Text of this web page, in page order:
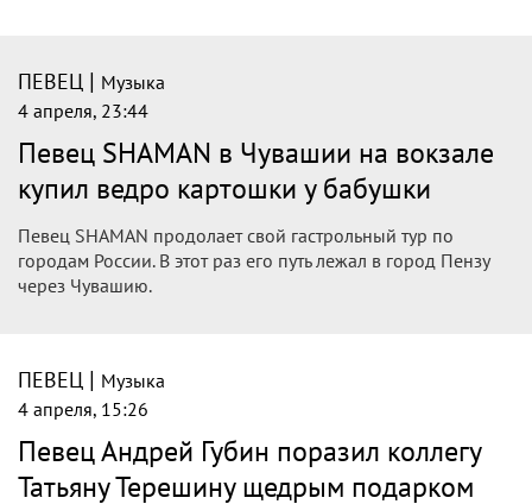
ПЕВЕЦ | Музыка
4 апреля, 23:44
Певец SHAMAN в Чувашии на вокзале
купил ведро картошки у бабушки
Певец SHAMAN продолает свой гастрольный тур по
городам России. В этот раз его путь лежал в город Пензу
через Чувашию.
ПЕВЕЦ | Музыка
4 апреля, 15:26
Певец Андрей Губин поразил коллегу
Татьяну Терешину щедрым подарком